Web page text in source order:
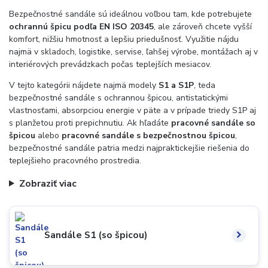
Bezpečnostné sandále sú ideálnou voľbou tam, kde potrebujete
ochrannú špicu podľa EN ISO 20345, ale zároveň chcete vyšší
komfort, nižšiu hmotnosť a lepšiu priedušnosť. Využitie nájdu
najmä v skladoch, logistike, servise, ľahšej výrobe, montážach aj v
interiérových prevádzkach počas teplejších mesiacov.
V tejto kategórii nájdete najmä modely S1 a S1P, teda
bezpečnostné sandále s ochrannou špicou, antistatickými
vlastnosťami, absorpciou energie v päte a v prípade triedy S1P aj
s planžetou proti prepichnutiu. Ak hľadáte pracovné sandále so
špicou alebo pracovné sandále s bezpečnostnou špicou,
bezpečnostné sandále patria medzi najpraktickejšie riešenia do
teplejšieho pracovného prostredia.
Zobraziť viac
Sandále S1 (so špicou)